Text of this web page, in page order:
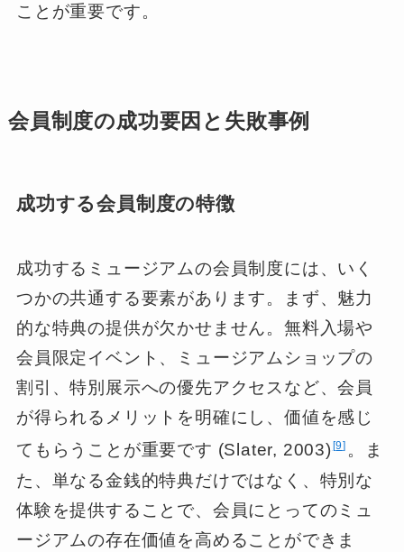
ことが重要です。
会員制度の成功要因と失敗事例
成功する会員制度の特徴
成功するミュージアムの会員制度には、いく
つかの共通する要素があります。まず、魅力
的な特典の提供が欠かせません。無料入場や
会員限定イベント、ミュージアムショップの
割引、特別展示への優先アクセスなど、会員
が得られるメリットを明確にし、価値を感じ
てもらうことが重要です (Slater, 2003) 9
。ま
た、単なる金銭的特典だけではなく、特別な
体験を提供することで、会員にとってのミュ
ージアムの存在価値を高めることができま